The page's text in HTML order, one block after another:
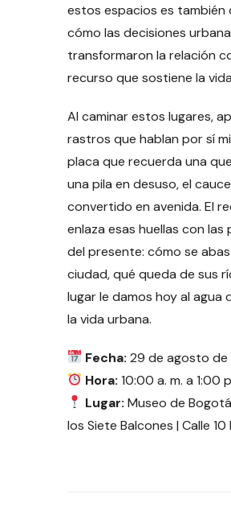
estos espacios es también
cómo las decisiones
transformaron la relación
recurso que sostiene la
Al caminar estos lugares,
rastros que hablan por sí
placa que recuerda una
una pila en desuso, el
convertido en avenida. El
enlaza esas huellas con las
del presente: cómo se
ciudad, qué queda de sus
lugar le damos hoy al agua
la vida urbana.
Fecha: 29 de agosto de
Hora:10:00 a. m. a 1:00
Lugar: Museo de
los Siete Balcones | Calle 10